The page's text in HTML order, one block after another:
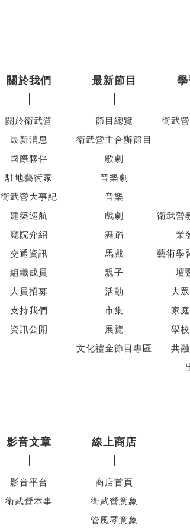
關於我們
關於衛武營
最新消息
國際夥伴
駐地藝術家
衛武營大事紀
建築巡航
廳院介紹
交通資訊
組織成員
人員招募
支持我們
資訊公開
最新節目
節目總覽
衛武營主合辦節目
歌劇
音樂劇
音樂
戲劇
舞蹈
馬戲
親子
活動
市集
展覽
文化禮金節目專區
衛武
衛武營
業
藝術學
壇
大
家
學
共
影音文章
影音平台
衛武營本事
線上商店
商店首頁
衛武營意象
管風琴意象